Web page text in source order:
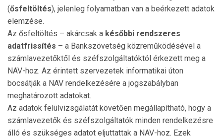
(ősfel­töltés), jelenleg folyamatban van a beérkezett adatok
elemzése.
Az ősfeltöltés – akárcsak a későbbi rendszeres
adatfrissítés – a Bankszövetség közreműködésével a
szám­la­ve­zetőktől és széfszolgáltatóktól érkezett meg a
NAV-hoz. Az érintett szervezetek informatikai úton
bocsátják a NAV rendelkezésére a jogszabályban
meghatározott adatokat.
Az adatok felülvizsgálatát követően megállapítha­tó, hogy a
számlavezetők és széfszolgáltatók minden ren­del­kezésre
álló és szükséges adatot eljuttattak a NAV-hoz. Ezek